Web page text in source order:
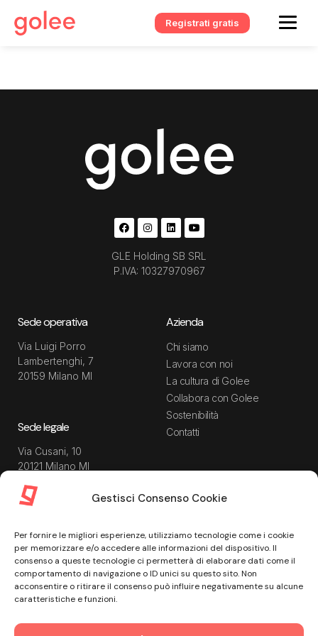
Gestisci Consenso Cookie
Per fornire le migliori esperienze, utilizziamo tecnologie come i cookie
per memorizzare e/o accedere alle informazioni del dispositivo. Il
consenso a queste tecnologie ci permetterà di elaborare dati come il
comportamento di navigazione o ID unici su questo sito. Non
acconsentire o ritirare il consenso può influire negativamente su alcune
caratteristiche e funzioni.
Registrati gratis
GLE Holding SB SRL
P.IVA: 10327970967
Sede operativa
Via Luigi Porro
Lambertenghi, 7
20159 Milano MI
Sede legale
Via Cusani, 10
20121 Milano MI
Azienda
Chi siamo
Lavora con noi
La cultura di Golee
Collabora con Golee
Sostenibilità
Contatti
Guide
Modulistica
Webinar
Centro assistenza
Privacy Policy
Data Processing Agreement
Termini e condizioni di
servizio
Informativa Privacy Recruiting